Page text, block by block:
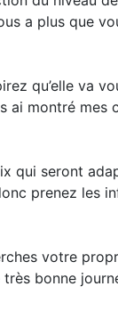
a plus que
qu’elle va
ai montré mes
qui seront
prenez les
votre
bonne